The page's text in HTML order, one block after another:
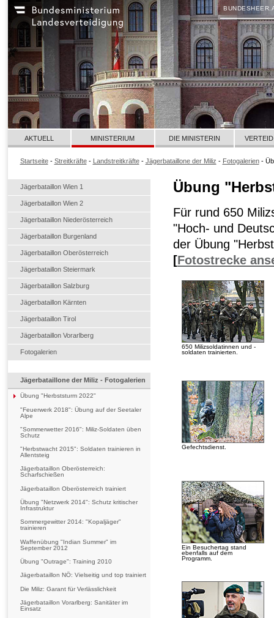
Jägerbataillon Wien 1
Jägerbataillon Wien 2
Jägerbataillon Niederösterreich
Jägerbataillon Burgenland
Jägerbataillon Oberösterreich
Jägerbataillon Steiermark
Jägerbataillon Salzburg
Jägerbataillon Kärnten
Jägerbataillon Tirol
Jägerbataillon Vorarlberg
Fotogalerien
Jägerbataillone der Miliz - Fotogalerien
Übung "Herbststurm 2022"
"Feuerwerk 2018": Übung auf der Seetaler
Alpe
"Sommerwetter 2016": Miliz-Soldaten üben
Schutz
"Herbstwacht 2015": Soldaten trainieren in
Allentsteig
Jägerbataillon Oberösterreich:
Scharfschießen
Jägerbataillon Oberösterreich trainiert
Übung "Netzwerk 2014": Schutz kritischer
Infrastruktur
Sommergewitter 2014: "Kopaljäger"
trainieren
Waffenübung "Indian Summer" im
September 2012
Übung "Outrage": Training 2010
Jägerbataillon NÖ: Vielseitig und top trainiert
Die Miliz: Garant für Verlässlichkeit
Jägerbataillon Vorarlberg: Sanitäter im
Einsatz
AKTUELL MINISTERIUM DIE MINISTERIN
Startseite- Streitkräfte- Landstreitkräfte- Jägerbataillone der Miliz - Fotogalerien-
Übung
Für rund 650
"Hoch- und
der Übung
[Fotostrecke
650 Milizsoldatinnen und -
soldaten trainierten.
Gefechtsdienst.
Ein Besuchertag stand
ebenfalls auf dem
Programm.